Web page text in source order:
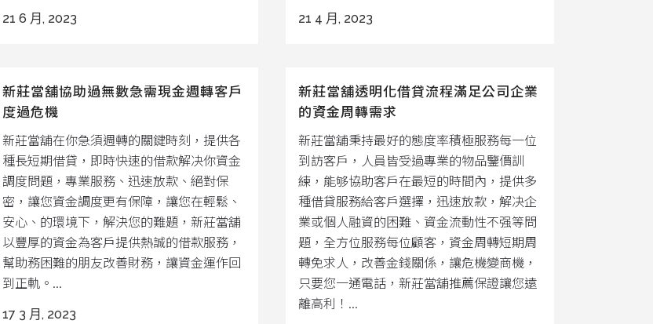
21 6 月, 2023 21 4 月, 2023
新莊當舖協助過無數急需現金週轉客戶
度過危機
新莊當舖在你急須週轉的關鍵時刻，提供各
種長短期借貸，即時快速的借款解决你資金
調度問題，專業服務、迅速放款、絕對保
密，讓您資金調度更有保障，讓您在輕鬆、
安心、的環境下，解決您的難題，新莊當舖
以豐厚的資金為客戶提供熱誠的借款服務，
幫助務困難的朋友改善財務，讓資金運作回
到正軌。...
17 3 月, 2023
新莊當舖透明化借貸流程滿足公司企業
的資金周轉需求
新莊當舖秉持最好的態度率積極服務每一位
到訪客戶，人員皆受過專業的物品鑒價訓
練，能够協助客戶在最短的時間內，提供多
種借貸服務給客戶選擇，迅速放款，解决企
業或個人融資的困難、資金流動性不强等問
題，全方位服務每位顧客，資金周轉短期周
轉免求人，改善金錢關係，讓危機變商機，
只要您一通電話，新莊當舖推薦保證讓您遠
離高利！...